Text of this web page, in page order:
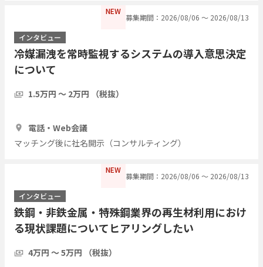
NEW
募集期間：2026/08/06 〜 2026/08/13
インタビュー
冷媒漏洩を常時監視するシステムの導入意思決定
について
1.5万円 〜 2万円 （税抜）
電話・Web会議
マッチング後に社名開示（コンサルティング）
NEW
募集期間：2026/08/06 〜 2026/08/13
インタビュー
鉄鋼・非鉄金属・特殊鋼業界の再生材利用におけ
る現状課題についてヒアリングしたい
4万円 〜 5万円 （税抜）